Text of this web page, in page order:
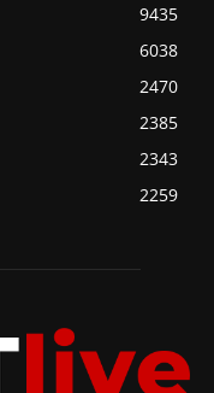
9435
6038
2470
2385
2343
2259